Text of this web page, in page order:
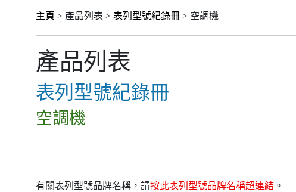
主頁 > 產品列表 > 表列型號紀錄冊 > 空調機
產品列表
表列型號紀錄冊
空調機
有關表列型號品牌名稱，請按此表列型號品牌名稱超連結 。